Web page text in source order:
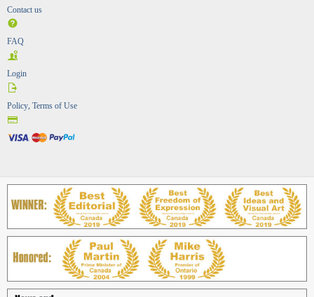
Contact us
FAQ
Login
Policy, Terms of Use